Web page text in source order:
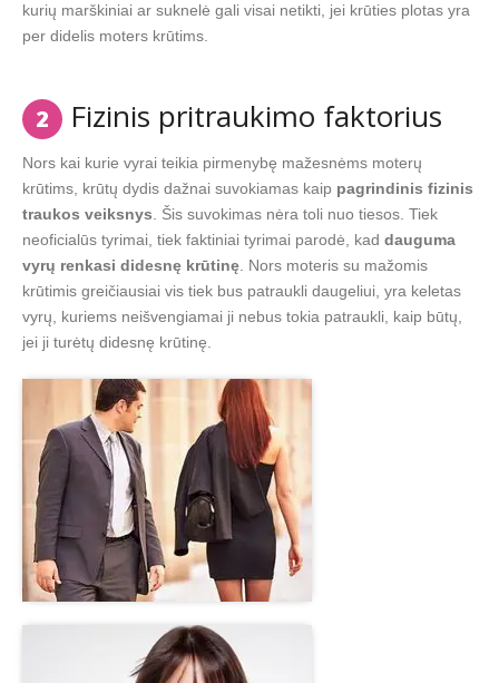
kurių marškiniai ar suknelė gali visai netikti, jei krūties plotas yra
per didelis moters krūtims.
2 Fizinis pritraukimo faktorius
Nors kai kurie vyrai teikia pirmenybę mažesnėms moterų
krūtims, krūtų dydis dažnai suvokiamas kaip pagrindinis fizinis
traukos veiksnys . Šis suvokimas nėra toli nuo tiesos. Tiek
neoficialūs tyrimai, tiek faktiniai tyrimai parodė, kad dauguma
vyrų renkasi didesnę krūtinę . Nors moteris su mažomis
krūtimis greičiausiai vis tiek bus patraukli daugeliui, yra keletas
vyrų, kuriems neišvengiamai ji nebus tokia patraukli, kaip būtų,
jei ji turėtų didesnę krūtinę.